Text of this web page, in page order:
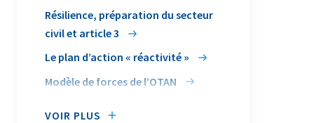
Résilience, préparation du secteur
civil et article 3
Le plan d’action « réactivité »
Modèle de forces de l’OTAN
VOIR PLUS